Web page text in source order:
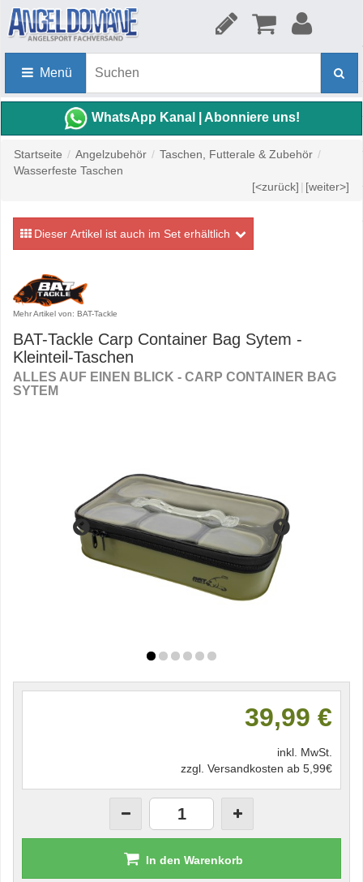
Menü
WhatsApp Kanal | Abonniere uns!
Startseite / Angelzubehör / Taschen, Futterale & Zubehör /
Wasserfeste Taschen
[<zurück] | [weiter>]
Dieser Artikel ist auch im Set erhältlich
Mehr Artikel von: BAT-Tackle
BAT-Tackle Carp Container Bag Sytem -
Kleinteil-Taschen
ALLES AUF EINEN BLICK - CARP CONTAINER BAG
SYTEM
39,99 €
inkl. MwSt.
zzgl. Versandkosten ab 5,99€
In den Warenkorb